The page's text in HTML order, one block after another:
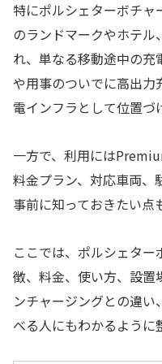
特にポルシェターボチ
のランドマークやホテル
れ、単なる移動途中の充
や用事のついでに高出力
電インフラとして位置づ
一方で、利用には
料金プラン、対応車両、
事前に知っておきたい点
ここでは、ポルシェタ
徴、料金、使い方、設置
ンチャージングとの違
べる人にもわかるように